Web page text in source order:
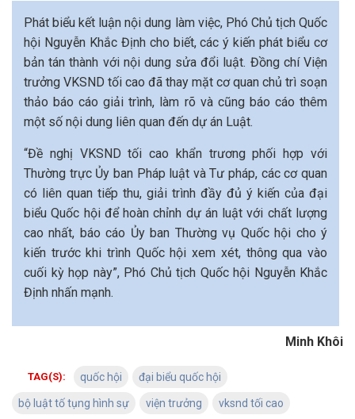
Phát biểu kết luận nội dung làm việc, Phó Chủ tịch Quốc
hội Nguyễn Khắc Định cho biết, các ý kiến phát biểu cơ
bản tán thành với nội dung sửa đổi luật. Đồng chí Viện
trưởng VKSND tối cao đã thay mặt cơ quan chủ trì soạn
thảo báo cáo giải trình, làm rõ và cũng báo cáo thêm
một số nội dung liên quan đến dự án Luật.
“Đề nghị VKSND tối cao khẩn trương phối hợp với
Thường trực Ủy ban Pháp luật và Tư pháp, các cơ quan
có liên quan tiếp thu, giải trình đầy đủ ý kiến của đại
biểu Quốc hội để hoàn chỉnh dự án luật với chất lượng
cao nhất, báo cáo Ủy ban Thường vụ Quốc hội cho ý
kiến trước khi trình Quốc hội xem xét, thông qua vào
cuối kỳ họp này”, Phó Chủ tịch Quốc hội Nguyễn Khắc
Định nhấn mạnh.
Minh Khôi
TAG(S): quốc hội đại biểu quốc hội
bộ luật tố tụng hình sự viện trưởng vksnd tối cao